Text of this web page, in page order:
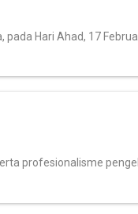
Hari Ahad, 17
profesionalisme